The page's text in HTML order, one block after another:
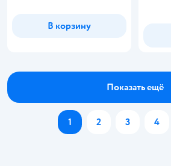
В корзину
Показать ещё
1 2 3 4